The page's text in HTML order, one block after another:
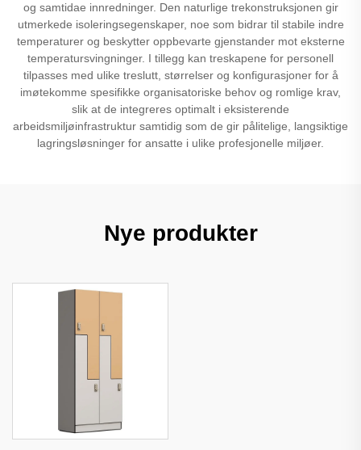
og samtidae innredninger. Den naturlige trekonstruksjonen gir
utmerkede isoleringsegenskaper, noe som bidrar til stabile indre
temperaturer og beskytter oppbevarte gjenstander mot eksterne
temperatursvingninger. I tillegg kan treskapene for personell
tilpasses med ulike treslutt, størrelser og konfigurasjoner for å
imøtekomme spesifikke organisatoriske behov og romlige krav,
slik at de integreres optimalt i eksisterende
arbeidsmiljøinfrastruktur samtidig som de gir pålitelige, langsiktige
lagringsløsninger for ansatte i ulike profesjonelle miljøer.
Nye produkter